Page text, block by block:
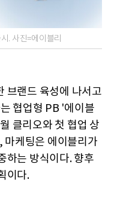
. 사진=에이블리
브랜드 육성에 나서고
협업형 PB '에이블
클리오와 첫 협업 상
마케팅은 에이블리가
하는 방식이다. 향후
이다.